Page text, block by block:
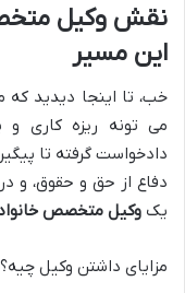
نقش وکیل
این مسیر
خب، تا اینجا دیدید که
می تونه ریزه کاری
دادخواست گرفته تا
دفاع از حق و حقوق، و
یک وکیل متخصص
مزایای داشتن وکیل چیه؟